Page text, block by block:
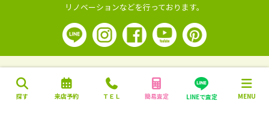
探す 来店予約 ＴＥＬ 簡易査定 LINEで査定 MENU
リノベーションなどを行っております。